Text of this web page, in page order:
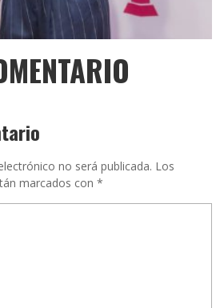
no será publicada. Los
marcados con *